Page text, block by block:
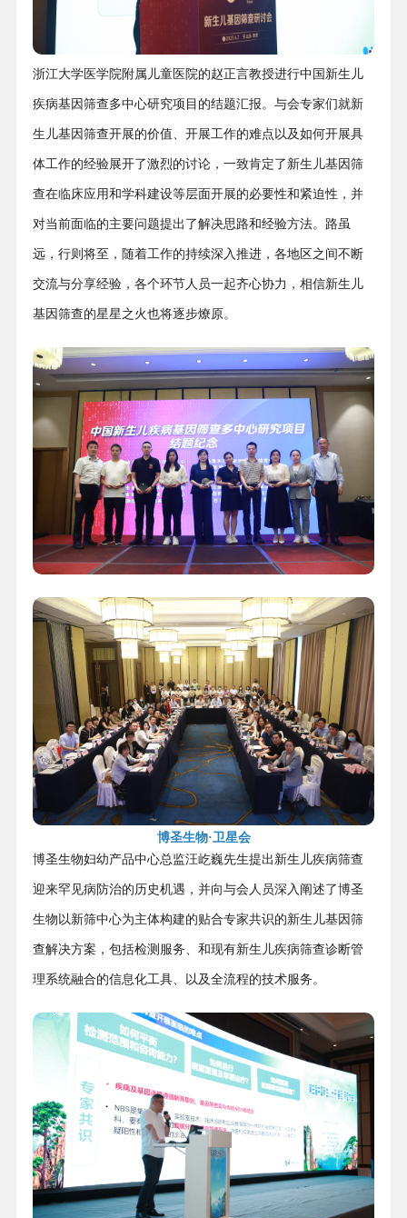
浙江大学医学院附属儿童医院的赵正言教授进行中国新生儿
疾病基因筛查多中心研究项目的结题汇报。与会专家们就新
生儿基因筛查开展的价值、开展工作的难点以及如何开展具
体工作的经验展开了激烈的讨论，一致肯定了新生儿基因筛
查在临床应用和学科建设等层面开展的必要性和紧迫性，并
对当前面临的主要问题提出了解决思路和经验方法。路虽
远，行则将至，随着工作的持续深入推进，各地区之间不断
交流与分享经验，各个环节人员一起齐心协力，相信新生儿
基因筛查的星星之火也将逐步燎原。
博圣生物·卫星会
博圣生物妇幼产品中心总监汪屹巍先生提出新生儿疾病筛查
迎来罕见病防治的历史机遇，并向与会人员深入阐述了博圣
生物以新筛中心为主体构建的贴合专家共识的新生儿基因筛
查解决方案，包括检测服务、和现有新生儿疾病筛查诊断管
理系统融合的信息化工具、以及全流程的技术服务。